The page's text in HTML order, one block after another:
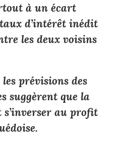
à un écart
d’intérêt inédit
les deux voisins
prévisions des
suggèrent que la
au profit